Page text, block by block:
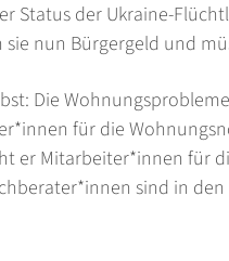
Status der Ukraine-
nun Bürgergeld und
Die
für die
er Mitarbeiter*innen für
sind in